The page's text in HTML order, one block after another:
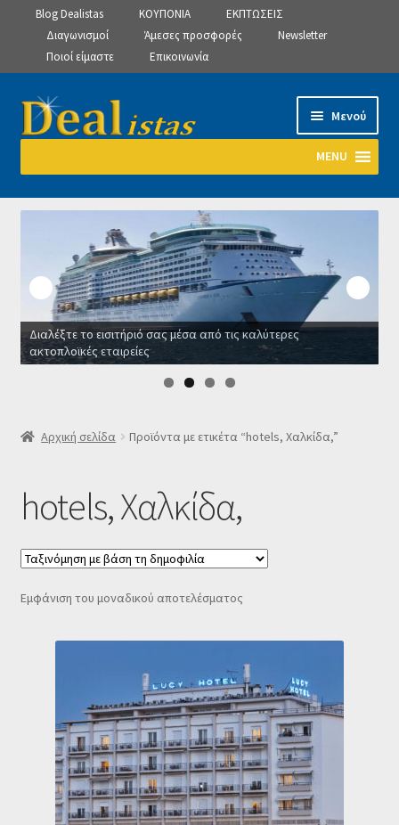
Blog Dealistas ΚΟΥΠΟΝΙΑ
ΕΚΠΤΩΣΕΙΣ
Διαγωνισμοί
Άμεσες προσφορές
Newsletter
Ποιοί είμαστε
Επικοινωνία
Απευθείας
μετάβαση
πλοήγηση
Μετάβαση
σε
Μενού
MENU
Αρχική
Manage Subscriptions
Manage Subscriptions
Manage Subscriptions
SLIDER
Κατάστημα
Ο λογαριασμός μου
Ταμείο
Διαλέξτε το εισιτήριό σας μέσα από τις καλύτερες
ακτοπλοϊκές εταιρείες
Αρχική σελίδα Προϊόντα με ετικέτα “hotels, Χαλκίδα,”
hotels, Χαλκίδα,
Εμφάνιση του μοναδικού αποτελέσματος